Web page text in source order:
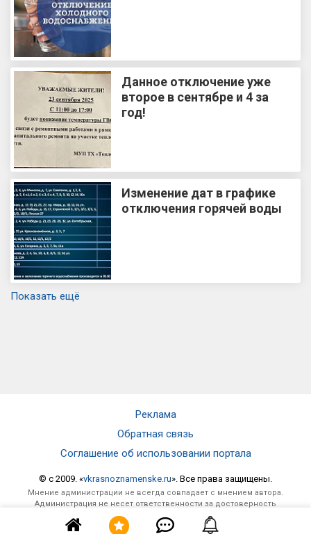
Данное отключение уже
второе в сентябре и 4 за
год!
Изменение дат в графике
отключения горячей воды
Показать ещё
Реклама
Обратная связь
Соглашение об использовании портала
© c 2009. «vkrasnoznamenske.ru». Все права защищены.
Мнение администрации не всегда совпадает с мнением автора.
Администрация не несет ответственности за достоверность
опубликованной информации и за отзывы, оставленные
посетителями под материалами, публикуемыми на сайте.